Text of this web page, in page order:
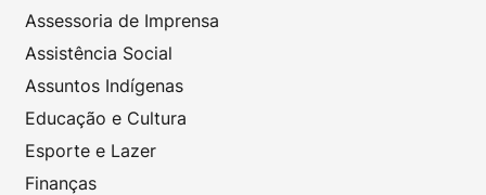
Assessoria de Imprensa
Assistência Social
Assuntos Indígenas
Educação e Cultura
Esporte e Lazer
Finanças